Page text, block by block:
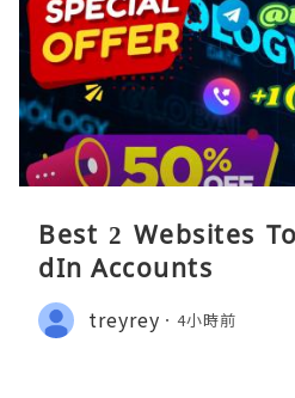
Best 2 Websites
dIn Accounts
treyrey 4小時前